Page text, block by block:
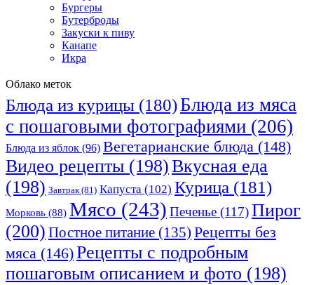
Бургеры
Бутерброды
Закуски к пиву
Канапе
Икра
Облако меток
Блюда из курицы (180)Блюда из мяса
с пошаговыми фотографиями (206)
Блюда из яблок (96) Вегетарианские блюда (148)
Видео рецепты (198)Вкусная еда
(198) Завтрак(81) Капуста (102) Курица (181)
Морковь (88) Мясо (243) Печенье (117)Пирог
(200) Постное питание (135) Рецепты без
мяса (146)Рецепты с подробным
пошаговым описанием и фото (198)